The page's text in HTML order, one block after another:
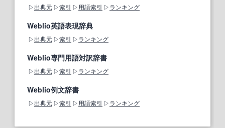
出典元 索引 用語索引 ランキング
Weblio英語表現辞典
出典元 索引 ランキング
Weblio専門用語対訳辞書
出典元 索引 ランキング
Weblio例文辞書
出典元 索引 用語索引 ランキング